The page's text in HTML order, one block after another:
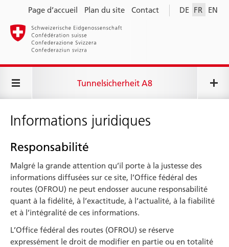
DE FR EN
Page d’accueil Plan du site Contact
Tunnelsicherheit A8
Informations juridiques
Responsabilité
Malgré la grande attention qu’il porte à la justesse des
informations diffusées sur ce site, l’Office fédéral des
routes (OFROU) ne peut endosser aucune responsabilité
quant à la fidélité, à l’exactitude, à l’actualité, à la fiabilité
et à l’intégralité de ces informations.
L’Office fédéral des routes (OFROU) se réserve
expressément le droit de modifier en partie ou en totalité